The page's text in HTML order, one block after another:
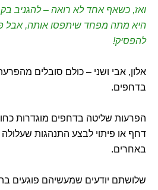
ואז, כשאף אחד לא רואה – להגניב
היא מתה מפחד שיתפסו אותה, אבל
להפסיק!
אלון, אבי ושני – כולם סובלים
בדחפים.
הפרעות שליטה בדחפים מוגדרות
דחף או פיתוי לבצע התנהגות
באחרים.
שלושתם יודעים שמעשיהם פוגעים